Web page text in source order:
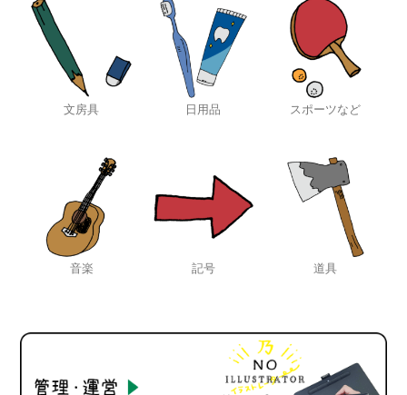
文房具 日用品 スポーツなど
音楽 記号 道具